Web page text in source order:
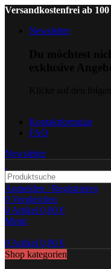
Versandkostenfrei ab 100
Newsletter
Kontaktformular
FAQ
Newsletter
Anmelden / Registrieren
0 Vergleichen
0Artikel 0,00 €
Menü
0Artikel 0,00 €
Shop kategorien